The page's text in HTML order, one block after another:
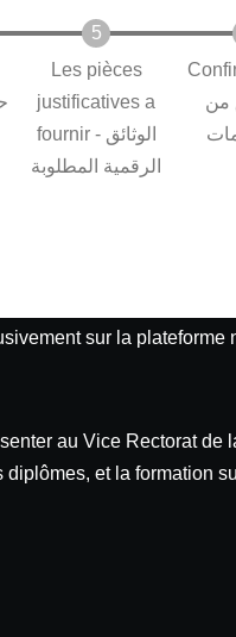
Les pièces
justificatives a
fournir - الوثائق
الرقمية المطلوبة
من
sur la plateforme
au Vice Rectorat de
et la formation